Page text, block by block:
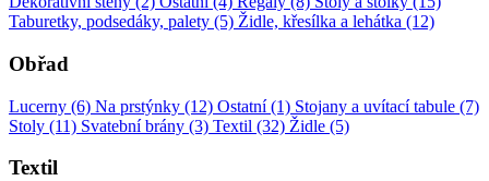
Taburetky, podsedáky, palety (5) Židle, křesílka a lehátka (12)
Obřad
Lucerny (6) Na prstýnky (12) Ostatní (1) Stojany a uvítací tabule (7)
Stoly (11) Svatební brány (3) Textil (32) Židle (5)
Textil